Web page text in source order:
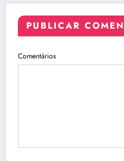
PUBLICAR
Comentários